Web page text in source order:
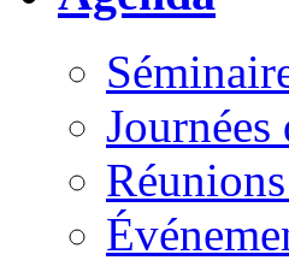
Journées